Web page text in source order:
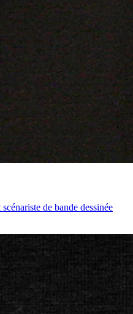
de bande dessinée